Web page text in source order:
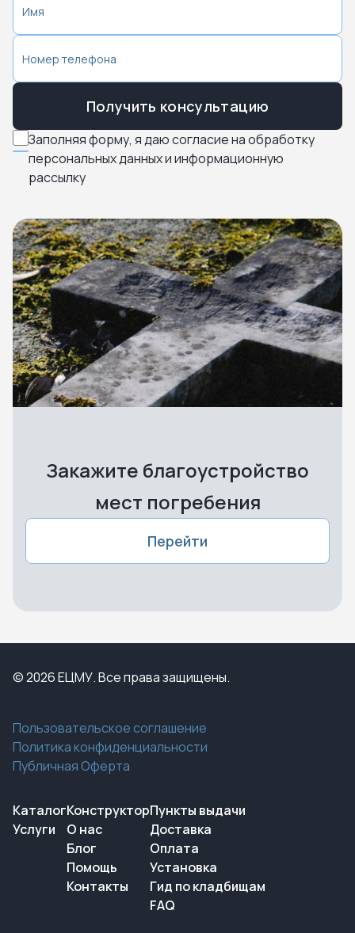
Заполняя форму, я даю согласие на обработку
персональных данных и информационную
рассылку
Получить консультацию
Закажите благоустройство
мест погребения
Перейти
© 2026 ЕЦМУ. Все права защищены.
Пользовательское соглашение
Политика конфиденциальности
Публичная Оферта
Каталог
Услуги
Конструктор
О нас
Блог
Помощь
Контакты
Пункты выдачи
Доставка
Оплата
Установка
Гид по кладбищам
FAQ